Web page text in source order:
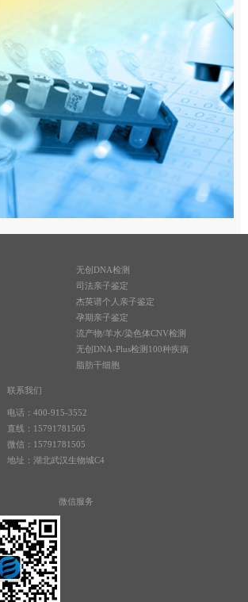
无创DNA检测
司法亲子鉴定
杰英谱个人亲子鉴定
孕期亲子鉴定
流产物/羊水/染色体CNV检测
无创DNA-Plus检测100种疾病
脂肪干细胞
联系我们
电话：400-915-3552
直线：15791781505
微信：15791781505
地址：湖北武汉生物城C4
微信服务